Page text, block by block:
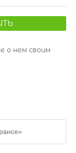
о нем своим